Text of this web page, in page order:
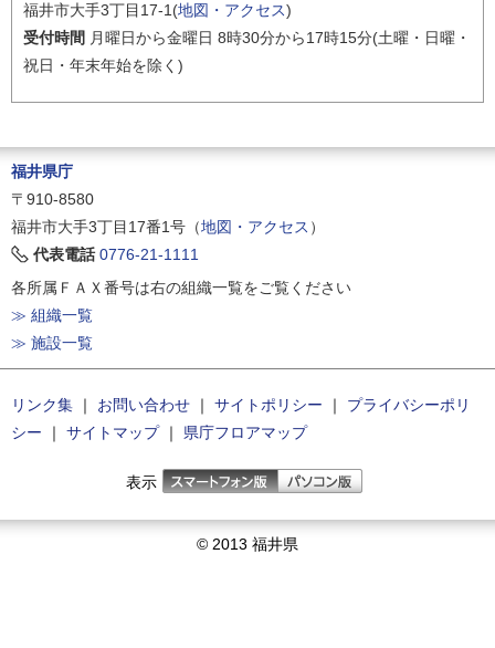
福井市大手3丁目17-1(地図・アクセス)
受付時間 月曜日から金曜日 8時30分から17時15分(土曜・日曜・
祝日・年末年始を除く)
福井県庁
〒910-8580
福井市大手3丁目17番1号（地図・アクセス ）
代表電話 0776-21-1111
各所属ＦＡＸ番号は右の組織一覧をご覧ください
≫ 組織一覧
≫ 施設一覧
リンク集 ｜ お問い合わせ ｜ サイトポリシー ｜
プライバシーポリ
シー ｜ サイトマップ｜ 県庁フロアマップ
表示
© 2013 福井県